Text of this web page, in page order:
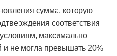
сумма, которую
соответствия
максимально
и не могла превышать 20%